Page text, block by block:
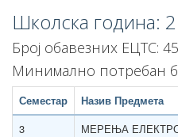
Школска година: 2
Број обавезних ЕЦТС: 45
Минимално потребан
Семестар Назив Предмета
3
МЕРЕЊА